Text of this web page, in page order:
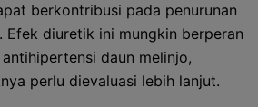
berkontribusi pada penurunan
Efek diuretik ini mungkin berperan
daun melinjo,
perlu dievaluasi lebih lanjut.